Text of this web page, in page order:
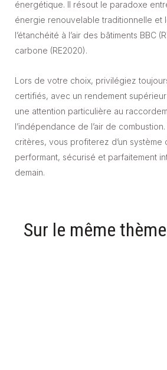
énergétique. Il résout le paradoxe entre
énergie renouvelable traditionnelle et
l’étanchéité à l’air des bâtiments BBC
carbone (RE2020).
Lors de votre choix, privilégiez
certifiés, avec un rendement
une attention particulière au
l’indépendance de l’air de
critères, vous profiterez d’un système
performant, sécurisé et parfaitement
demain.
Sur le même thème